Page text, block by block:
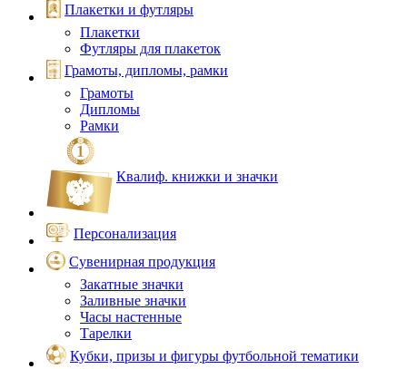
Плакетки и футляры
Плакетки
Футляры для плакеток
Грамоты, дипломы, рамки
Грамоты
Дипломы
Рамки
Квалиф. книжки и значки
Персонализация
Сувенирная продукция
Закатные значки
Заливные значки
Часы настенные
Тарелки
Кубки, призы и фигуры футбольной тематики